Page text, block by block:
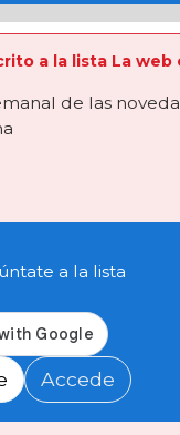
a la lista La web
de las
a la lista
Accede